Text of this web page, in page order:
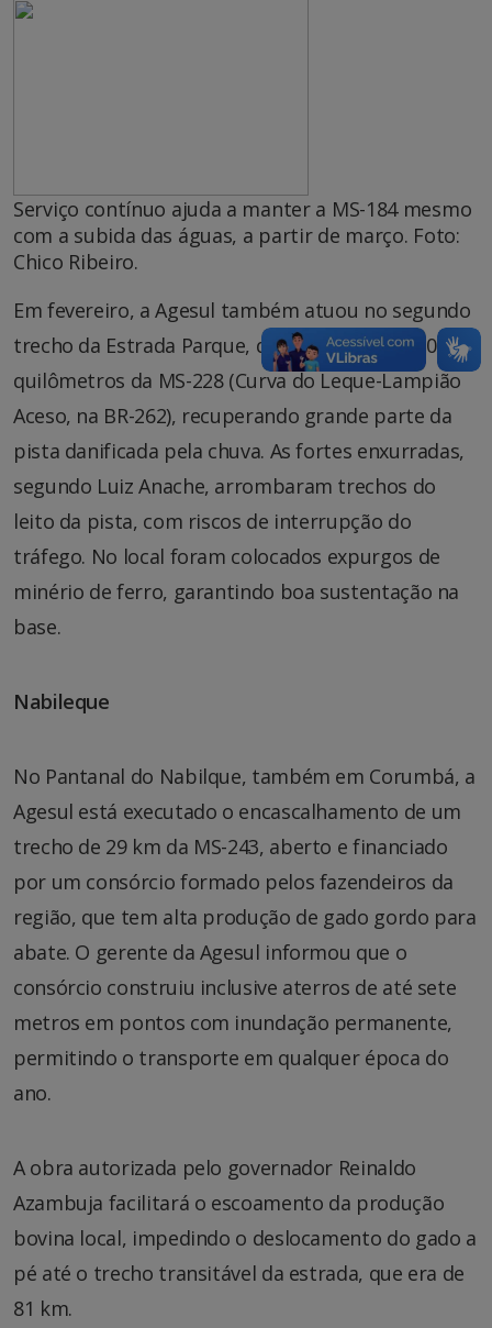
Serviço contínuo ajuda a manter a MS-184 mesmo
com a subida das águas, a partir de março. Foto:
Chico Ribeiro.
Em fevereiro, a Agesul também atuou no segundo
trecho da Estrada Parque, que compreende 60
quilômetros da MS-228 (Curva do Leque-Lampião
Aceso, na BR-262), recuperando grande parte da
pista danificada pela chuva. As fortes enxurradas,
segundo Luiz Anache, arrombaram trechos do
leito da pista, com riscos de interrupção do
tráfego. No local foram colocados expurgos de
minério de ferro, garantindo boa sustentação na
base.
Nabileque
No Pantanal do Nabilque, também em Corumbá, a
Agesul está executado o encascalhamento de um
trecho de 29 km da MS-243, aberto e financiado
por um consórcio formado pelos fazendeiros da
região, que tem alta produção de gado gordo para
abate. O gerente da Agesul informou que o
consórcio construiu inclusive aterros de até sete
metros em pontos com inundação permanente,
permitindo o transporte em qualquer época do
ano.
A obra autorizada pelo governador Reinaldo
Azambuja facilitará o escoamento da produção
bovina local, impedindo o deslocamento do gado a
pé até o trecho transitável da estrada, que era de
81 km.